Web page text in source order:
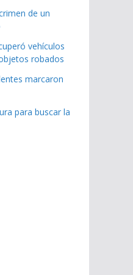
de un
vehículos
robados
marcaron
para buscar la